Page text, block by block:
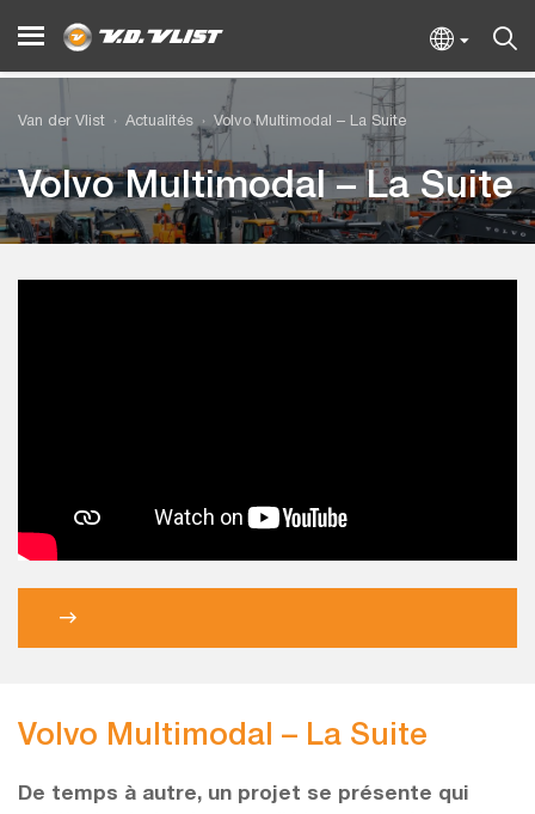
Van der Vlist Actualités Volvo Multimodal – La Suite
Volvo Multimodal – La Suite
Volvo Multimodal – La Suite
De temps à autre, un projet se présente qui